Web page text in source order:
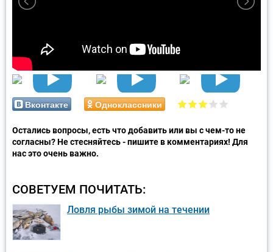
Вконтакте Одноклассники
Остались вопросы, есть что добавить или вы с чем-то не
согласны? Не стесняйтесь - пишите в комментариях! Для
нас это очень важно.
СОВЕТУЕМ ПОЧИТАТЬ:
Ловля рыбы зимой на течении